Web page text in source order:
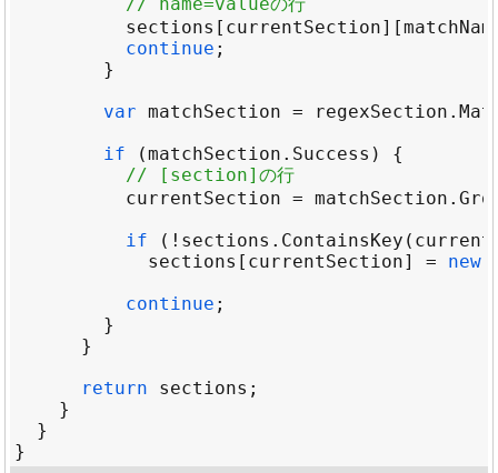
sections [ currentSection][
continue
var matchSection = regexSection .
if (matchSection . Success
// [section]の行
currentSection = matchSection .
if ( ! sections . ContainsKey (
sections [ currentSection] = new
continue
return
sections